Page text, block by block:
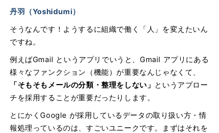
丹羽（Yoshidumi）
そうなんです！ようするに組織で働く「人」を変えたいん
ですね。
例えばGmail というアプリでいうと、Gmail アプリにある
様々なファンクション（機能）が重要なんじゃなくて、
「そもそもメールの分類・整理をしない」 というアプロー
チを採用することが重要だったりします。
とにかくGoogle が採用しているデータの取り扱い方・情
報処理っているのは、すごいユニークです。まずはそれを